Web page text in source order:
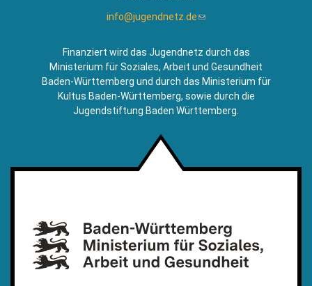
info@jugendnetz.de(Link
Mail)
Finanziert wird das Jugendnetz durch das
Ministerium für Soziales, Arbeit und Gesundheit
Baden-Württemberg und durch das Ministerium für
Kultus Baden-Württemberg, sowie durch die
Jugendstiftung Baden Württemberg.